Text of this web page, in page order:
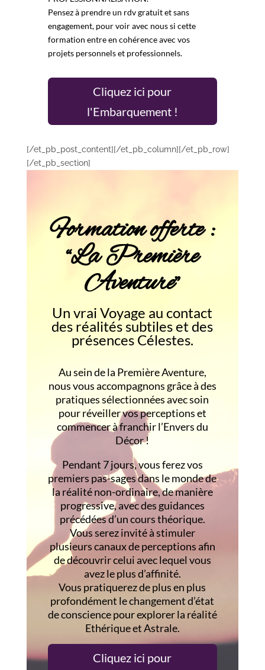
Pensez à prendre un rdv gratuit et sans
engagement, pour voir avec nous si cette
formation entre en cohérence avec vos
projets personnels et professionnels.
Cliquez ici pour
l'Embarquement !
[/et_pb_post_content][/et_pb_column][/et_pb_row]
[/et_pb_section]
Formation offerte :
“La Première
Aventure”
Un vrai Voyage au contact
des réalités subtiles et des
présences Célestes.
Au sein de la Première Aventure,
nous vous accompagnons grâce à des
pratiques sélectionnées avec soin
pour réveiller vos perceptions et
commencer à franchir l’Envers du
Décor !
Pendant 7 jours, vous ferez vos
premiers pas-sages dans le monde de
la réalité non-ordinaire, de manière
progressive, avec des guidances
précédées d’un cours théorique.
Vous serez invité à stimuler
plusieurs canaux de perceptions afin
de découvrir celui avec lequel vous
avez le plus d’affinité.
Vous pratiquerez de plus en plus
profondément le changement d’état
de conscience pour explorer la réalité
Ethérique et Astrale.
Cliquez ici pour